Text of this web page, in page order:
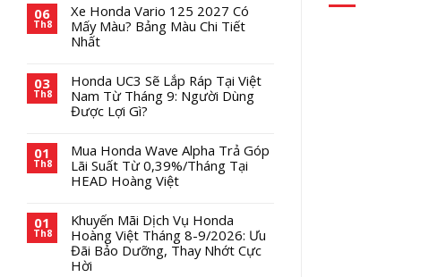
06
Th8
Xe Honda Vario 125 2027 Có
Mấy Màu? Bảng Màu Chi Tiết
Nhất
03
Th8
Honda UC3 Sẽ Lắp Ráp Tại Việt
Nam Từ Tháng 9: Người Dùng
Được Lợi Gì?
01
Th8
Mua Honda Wave Alpha Trả Góp
Lãi Suất Từ 0,39%/Tháng Tại
HEAD Hoàng Việt
01
Th8
Khuyến Mãi Dịch Vụ Honda
Hoàng Việt Tháng 8-9/2026: Ưu
Đãi Bảo Dưỡng, Thay Nhớt Cực
Hời